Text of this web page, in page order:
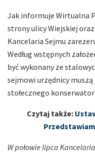
Jak informuje Wirtualna
strony ulicy Wiejskiej
Kancelaria Sejmu
Według wstępnych
być wykonany ze
sejmowi urzędnicy
stołecznego
Czytaj także:
W połowie lipca